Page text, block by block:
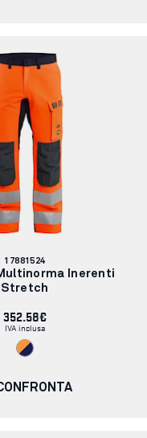
Codice
articolo:
17881524
Inerenti
Stretch
352.58€
IVA inclusa